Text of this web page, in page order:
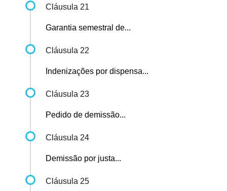
Cláusula 21
Garantia semestral de...
Cláusula 22
Indenizações por dispensa...
Cláusula 23
Pedido de demissão...
Cláusula 24
Demissão por justa...
Cláusula 25